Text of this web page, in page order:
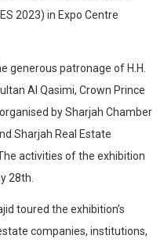
2023) in Expo Centre
generous patronage of H.H.
Al Qasimi, Crown Prince
by Sharjah Chamber
Sharjah Real Estate
activities of the exhibition
28th.
toured the exhibition’s
companies, institutions,